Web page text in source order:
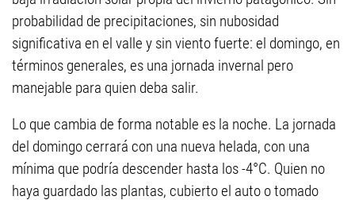
probabilidad de precipitaciones, sin nubosidad
significativa en el valle y sin viento fuerte: el domingo, en
términos generales, es una jornada invernal pero
manejable para quien deba salir.
Lo que cambia de forma notable es la noche. La jornada
del domingo cerrará con una nueva helada, con una
mínima que podría descender hasta los -4°C. Quien no
haya guardado las plantas, cubierto el auto o tomado